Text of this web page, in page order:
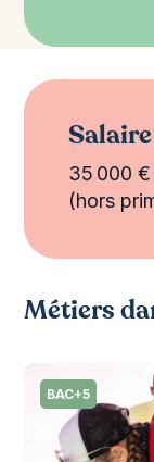
Salaire
35 000
(hors
Métiers
BAC+5